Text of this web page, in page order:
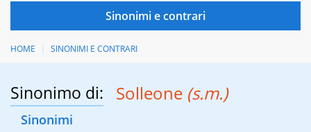
HOME SINONIMI E CONTRARI
Sinonimo di: Solleone (s.m.)
Sinonimi